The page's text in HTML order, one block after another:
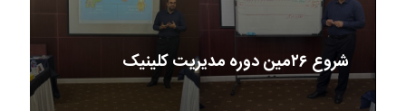
شروع ۲۶مین دوره مدیریت کلینیک